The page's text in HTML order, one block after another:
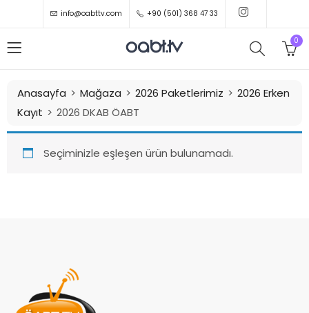
info@oabttv.com +90 (501) 368 47 33
0
Anasayfa Mağaza 2026 Paketlerimiz
2026 Erken
Kayıt
2026 DKAB ÖABT
Seçiminizle eşleşen ürün bulunamadı.